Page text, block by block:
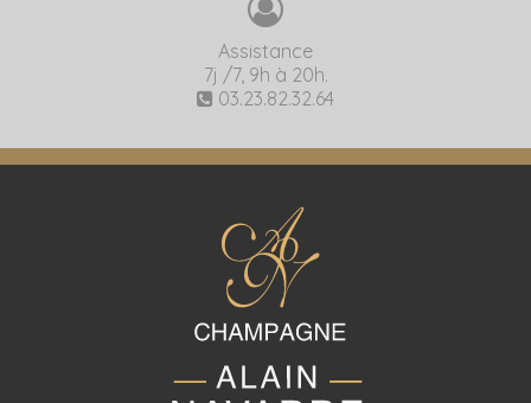
Assistance
7j /7, 9h à 20h.
03.23.82.32.64